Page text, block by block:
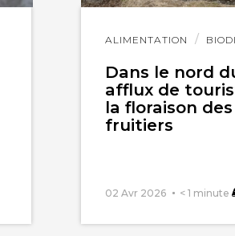
ALIMENTATION
Dans le nord
afflux de
la floraison
fruitiers
02 Avr 2026 < 1 minute
Lire